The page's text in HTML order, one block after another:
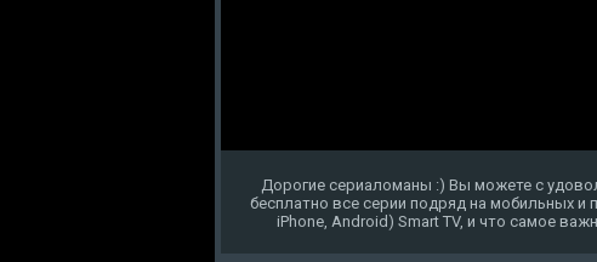
Дорогие сериаломаны :) Вы можете с
бесплатно все серии подряд на мобильных и
iPhone, Android) Smart TV, и что самое